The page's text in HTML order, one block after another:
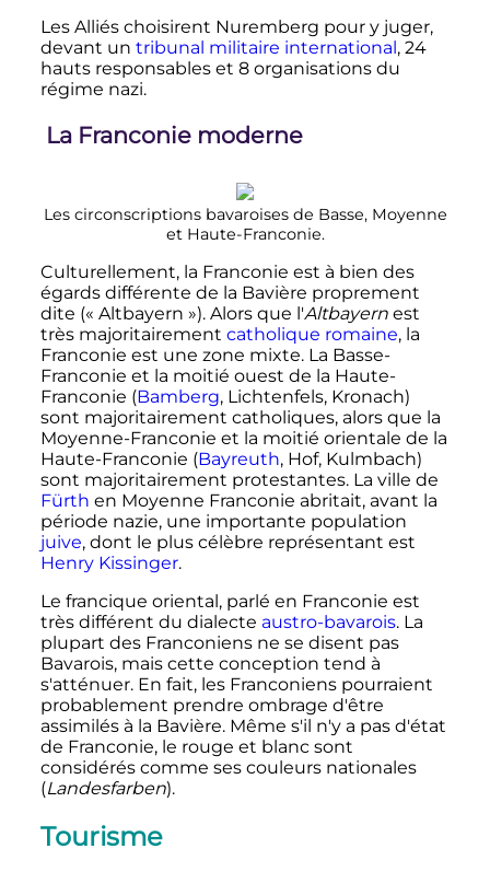
Les Alliés choisirent Nuremberg pour y juger,
devant un tribunal militaire international, 24
hauts responsables et 8 organisations du
régime nazi.
La Franconie moderne
Les circonscriptions bavaroises de Basse, Moyenne
et Haute-Franconie.
Culturellement, la Franconie est à bien des
égards différente de la Bavière proprement
dite (« Altbayern »). Alors que l'Altbayernest
très majoritairement catholique romaine, la
Franconie est une zone mixte. La Basse-
Franconie et la moitié ouest de la Haute-
Franconie (Bamberg, Lichtenfels, Kronach)
sont majoritairement catholiques, alors que la
Moyenne-Franconie et la moitié orientale de la
Haute-Franconie (Bayreuth, Hof, Kulmbach)
sont majoritairement protestantes. La ville de
Fürth en Moyenne Franconie abritait, avant la
période nazie, une importante population
juive, dont le plus célèbre représentant est
Henry Kissinger.
Le francique oriental, parlé en Franconie est
très différent du dialecte austro-bavarois. La
plupart des Franconiens ne se disent pas
Bavarois, mais cette conception tend à
s'atténuer. En fait, les Franconiens pourraient
probablement prendre ombrage d'être
assimilés à la Bavière. Même s'il n'y a pas d'état
de Franconie, le rouge et blanc sont
considérés comme ses couleurs nationales
(Landesfarben).
Tourisme